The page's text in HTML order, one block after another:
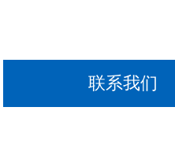
联系我们